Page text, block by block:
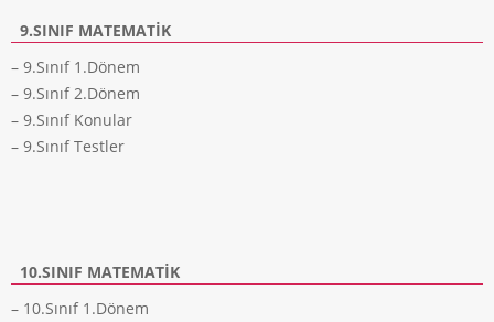
9.SINIF MATEMATIK
– 9.Sınıf 1.Dönem
– 9.Sınıf 2.Dönem
– 9.Sınıf Konular
– 9.Sınıf Testler
10.SINIF MATEMATIK
– 10.Sınıf 1.Dönem